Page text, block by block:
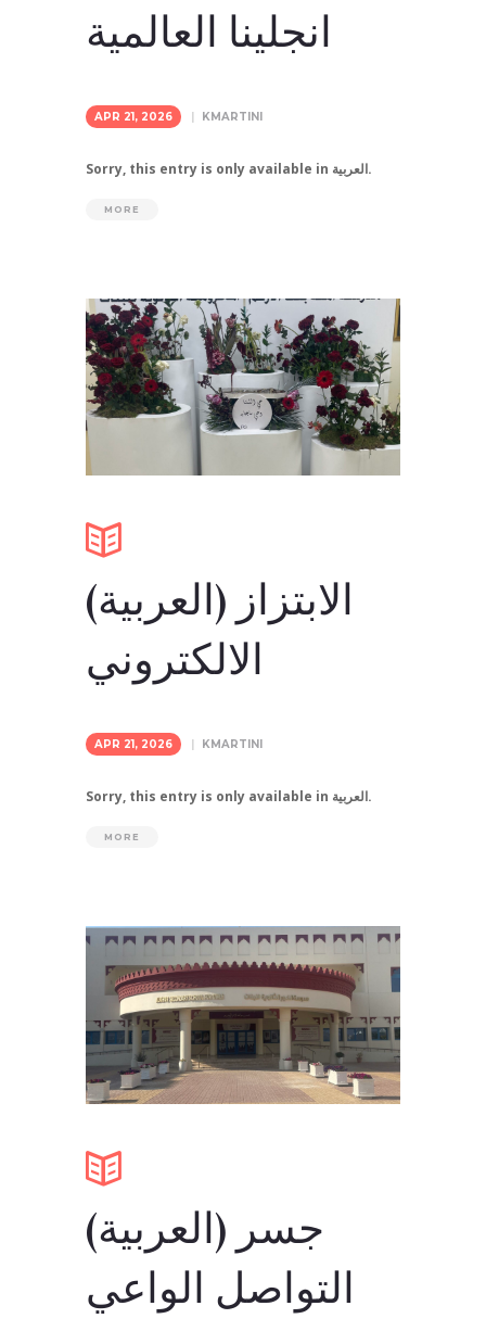
انجلينا العالمية
APR 21, 2026 KMARTINI
Sorry, this entry is only available in العربية.
MORE
(العربية) الابتزاز
الالكتروني
APR 21, 2026 KMARTINI
Sorry, this entry is only available in العربية.
MORE
(العربية) جسر
التواصل الواعي